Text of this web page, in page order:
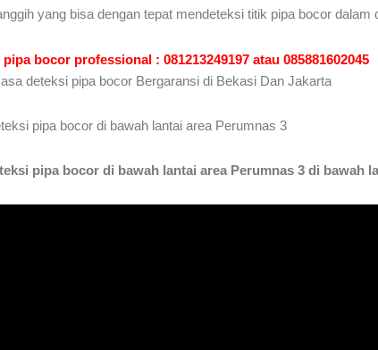
yang bisa dengan tepat mendeteksi titik pipa bocor dalam
bocor professional : 081213249197 atau 085881602045
deteksi pipa bocor Bergaransi di Bekasi Dan Jakarta
pipa bocor di bawah lantai area Perumnas 3 di bawah